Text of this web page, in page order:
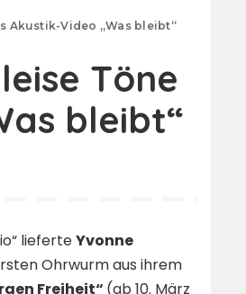
Akustik-Video „Was bleibt“
Töne
bleibt“
lieferteYvonne
Ohrwurm aus ihrem
Freiheit“ (ab 10. März